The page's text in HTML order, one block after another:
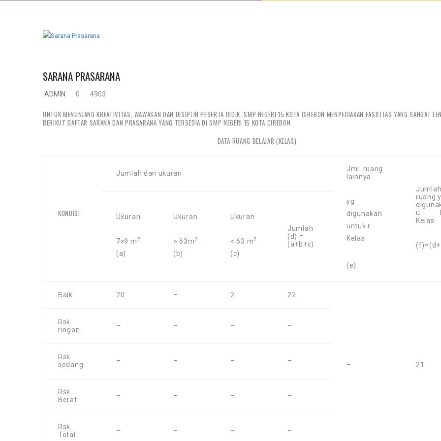
SARANA PRASARANA
ADMIN 0 4903
UNTUK MENUNJANG KREATIVITAS, WAWASAN DAN DISIPLIN PESERTA DIDIK, SMP NEGERI 15 KOTA CIREBON MENYEDIAKAN FASILITAS YANG SANGAT
BERIKUT DAFTAR SARANA DAN PRASARANA YANG TERSEDIA DI SMP NEGERI 15 KOTA CIREBON
DATA RUANG BELAJAR (KELAS)
KONDISI
Jumlah dan ukuran
Jml. ruang
lainnya
yg
digunakan
untuk r.
Kelas
(e)
Jumlah
ruang
u.
Kelas
Ukuran
7×9 m2
(a)
Ukuran
> 63m2
(b)
Ukuran
< 63 m2
(c)
Jumlah
(d) =
(a+b+c)
Baik 20 – 2 22
– 21
Rsk
ringan
– – – –
Rsk
sedang
– – – –
Rsk
Berat
– – – –
Rsk
Total
– – – –